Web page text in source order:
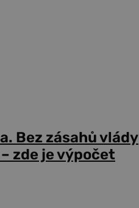
Bez zásahů vlády
zde je výpočet